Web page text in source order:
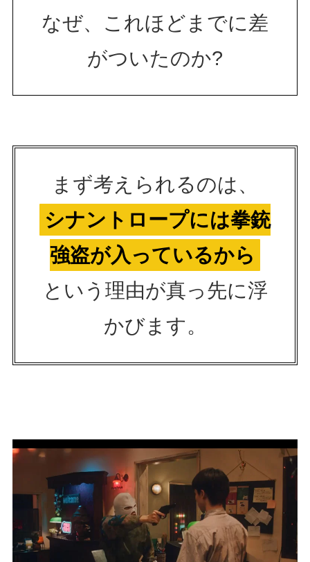
なぜ、これほどまでに差
がついたのか?
まず考えられるのは、
シナントロープには拳銃
強盗が入っているから
という理由が真っ先に浮
かびます。